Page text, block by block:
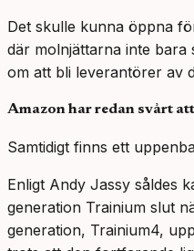
Det skulle kunna öppna
där molnjättarna inte bara
om att bli leverantörer av
Amazon har redan svårt
Samtidigt finns ett
Enligt Andy Jassy såldes
generation Trainium slut
generation, Trainium4,